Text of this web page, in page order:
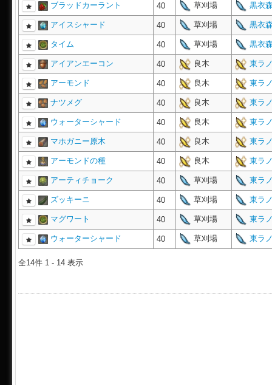
ブラッドカーラント 40 草刈場 黒衣
アイスシャード 40 草刈場 黒衣
タイム 40 草刈場 黒衣
アイアンエーコン 40 良木 東ラ
アーモンド 40 良木 東ラ
ナツメグ 40 良木 東ラ
ウォーターシャード 40 良木 東ラ
マホガニー原木 40 良木 東ラ
アーモンドの種 40 良木 東ラ
アーティチョーク 40 草刈場 東ラ
ズッキーニ 40 草刈場 東ラ
マグワート 40 草刈場 東ラ
ウォーターシャード 40 草刈場 東ラ
全14件 1 - 14 表示